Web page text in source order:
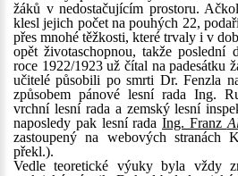
žáků v nedostačujícím prostoru.
klesl jejich počet na pouhých 22,
přes mnohé těžkosti, které trvaly i v
opět životaschopnou, takže
roce 1922/1923 už čítal na padesátku
učitelé působili po smrti Dr. Fenzla
způsobem pánové lesní rada Ing.
vrchní lesní rada a zemský lesní
naposledy pak lesní rada Ing. Franz
zastoupený na webových stranách
překl.).
Vedle teoretické výuky byla vždy